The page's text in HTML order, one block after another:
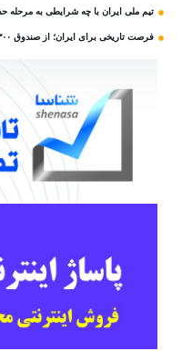
تیم ملی ایران با چه شرایطی به مرحله
فرصت تاریخی برای ایران؛ از صندوق ۳۰۰ میلیارد دلاری تا بازپس گیری دارایی‌های ایران